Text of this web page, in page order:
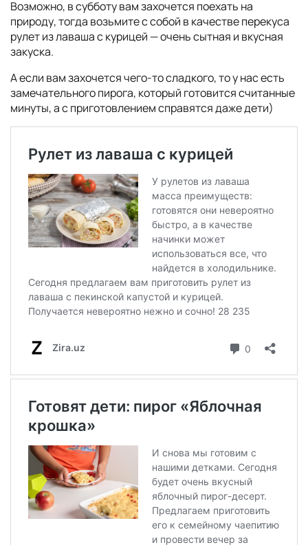
Возможно, в субботу вам захочется поехать на
природу, тогда возьмите с собой в качестве перекуса
рулет из лаваша с курицей — очень сытная и вкусная
закуска.
А если вам захочется чего-то сладкого, то у нас есть
замечательного пирога, который готовится считанные
минуты, а с приготовлением справятся даже дети)